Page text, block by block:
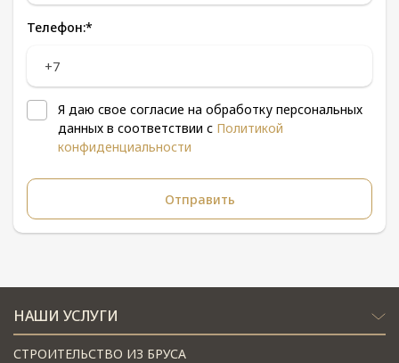
Телефон:*
Я даю свое согласие на обработку персональных
данных в соответствии с Политикой
конфиденциальности
НАШИ УСЛУГИ
СТРОИТЕЛЬСТВО ИЗ БРУСА